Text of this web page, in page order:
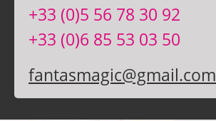
+33 (0)5 56 78 30 92
+33 (0)6 85 53 03 50
fantasmagic@gmail.com